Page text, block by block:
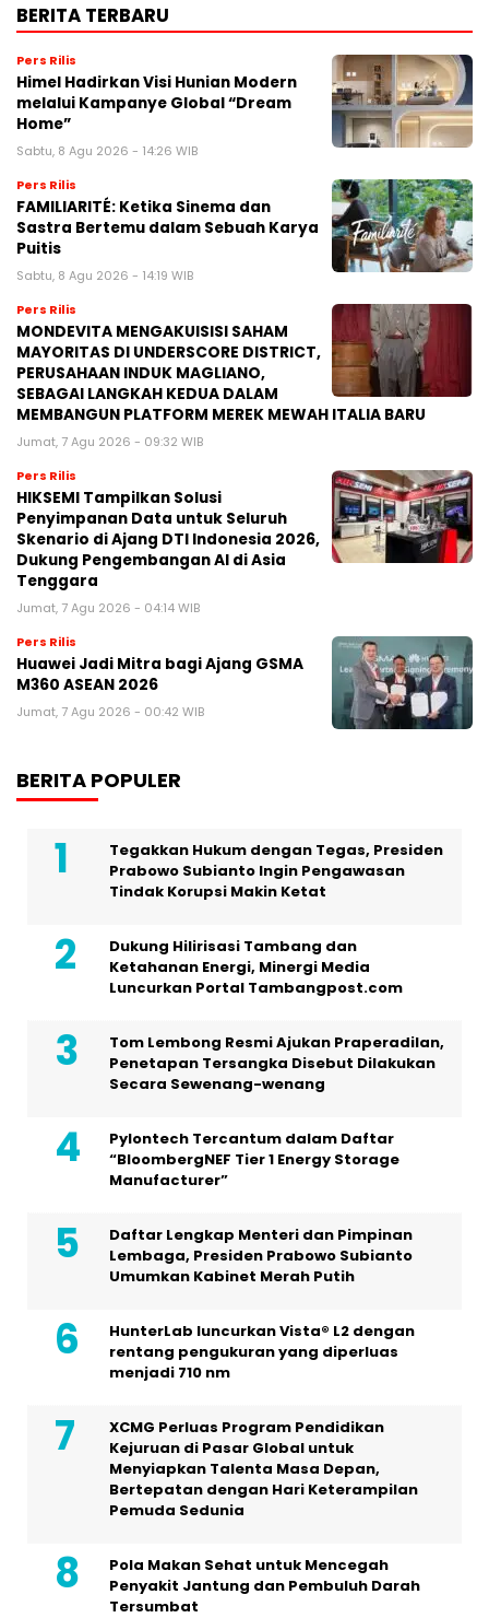
BERITA TERBARU
Pers Rilis
Himel Hadirkan Visi Hunian Modern
melalui Kampanye Global “Dream
Home”
Sabtu, 8 Agu 2026 - 14:26 WIB
Pers Rilis
FAMILIARITÉ: Ketika Sinema dan
Sastra Bertemu dalam Sebuah Karya
Puitis
Sabtu, 8 Agu 2026 - 14:19 WIB
Pers Rilis
MONDEVITA MENGAKUISISI SAHAM
MAYORITAS DI UNDERSCORE DISTRICT,
PERUSAHAAN INDUK MAGLIANO,
SEBAGAI LANGKAH KEDUA DALAM
MEMBANGUN PLATFORM MEREK MEWAH ITALIA BARU
Jumat, 7 Agu 2026 - 09:32 WIB
Pers Rilis
HIKSEMI Tampilkan Solusi
Penyimpanan Data untuk Seluruh
Skenario di Ajang DTI Indonesia 2026,
Dukung Pengembangan AI di Asia
Tenggara
Jumat, 7 Agu 2026 - 04:14 WIB
Pers Rilis
Huawei Jadi Mitra bagi Ajang GSMA
M360 ASEAN 2026
Jumat, 7 Agu 2026 - 00:42 WIB
BERITA POPULER
Tegakkan Hukum dengan Tegas, Presiden
Prabowo Subianto Ingin Pengawasan
Tindak Korupsi Makin Ketat
Dukung Hilirisasi Tambang dan
Ketahanan Energi, Minergi Media
Luncurkan Portal Tambangpost.com
Tom Lembong Resmi Ajukan Praperadilan,
Penetapan Tersangka Disebut Dilakukan
Secara Sewenang-wenang
Pylontech Tercantum dalam Daftar
“BloombergNEF Tier 1 Energy Storage
Manufacturer”
Daftar Lengkap Menteri dan Pimpinan
Lembaga, Presiden Prabowo Subianto
Umumkan Kabinet Merah Putih
HunterLab luncurkan Vista® L2 dengan
rentang pengukuran yang diperluas
menjadi 710 nm
XCMG Perluas Program Pendidikan
Kejuruan di Pasar Global untuk
Menyiapkan Talenta Masa Depan,
Bertepatan dengan Hari Keterampilan
Pemuda Sedunia
Pola Makan Sehat untuk Mencegah
Penyakit Jantung dan Pembuluh Darah
Tersumbat